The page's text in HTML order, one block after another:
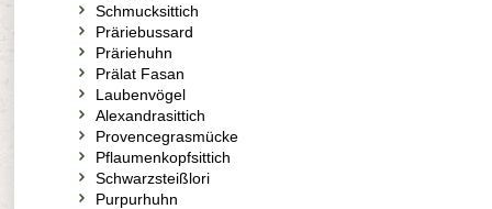
Schmucksittich
Präriebussard
Präriehuhn
Prälat Fasan
Laubenvögel
Alexandrasittich
Provencegrasmücke
Pflaumenkopfsittich
Schwarzsteißlori
Purpurhuhn